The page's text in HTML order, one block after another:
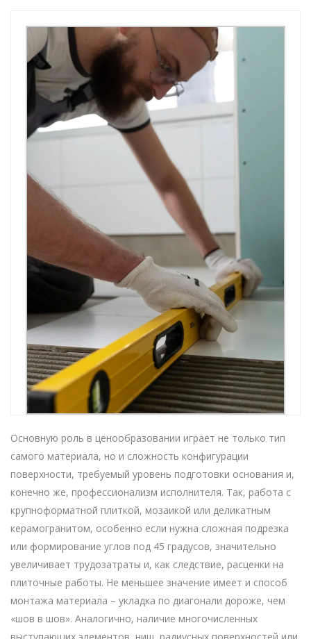
Основную роль в ценообразовании играет не только тип
самого материала, но и сложность конфигурации
поверхности, требуемый уровень подготовки основания и,
конечно же, профессионализм исполнителя. Так, работа с
крупноформатной плиткой, мозаикой или деликатным
керамогранитом, особенно если нужна сложная подрезка
или формирование углов под 45 градусов, значительно
увеличивает трудозатраты и, как следствие, расценки на
плиточные работы. Не меньшее значение имеет и способ
монтажа материала – укладка по диагонали дороже, чем
«шов в шов». Аналогично, наличие многочисленных